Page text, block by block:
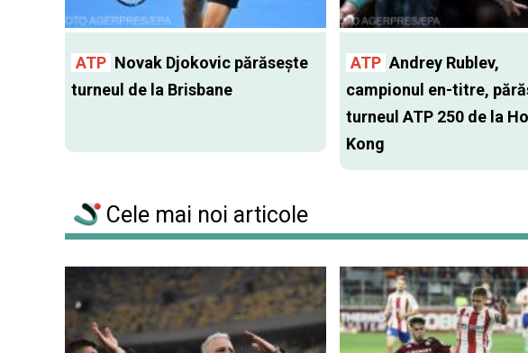
ATP Novak Djokovic părăsește
turneul de la Brisbane
ATP Andrey Rublev,
campionul en-titre,
turneul ATP 250 de la
Kong
Cele mai noi articole